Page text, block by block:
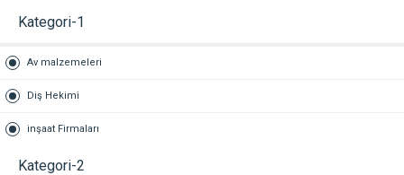
Kategori-1
Av malzemeleri
Diş Hekimi
inşaat Firmaları
Kategori-2